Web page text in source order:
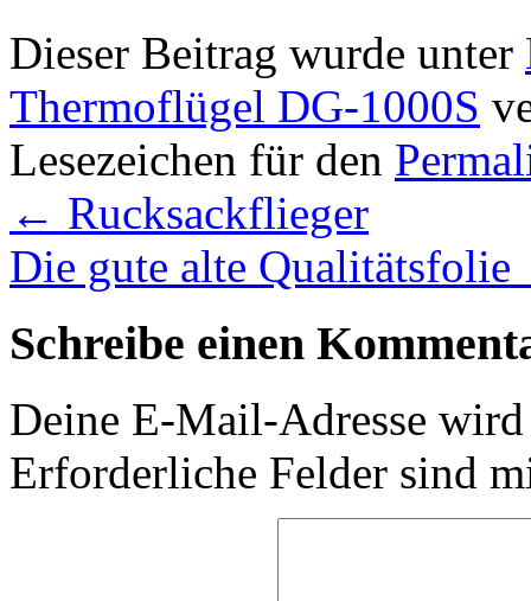
Dieser Beitrag wurde unter
Thermoflügel DG-1000S
Lesezeichen für den
← Rucksackflieger
Die gute alte Qualitätsfolie
Schreibe einen
Deine E-Mail-Adresse
Erforderliche Felder sind